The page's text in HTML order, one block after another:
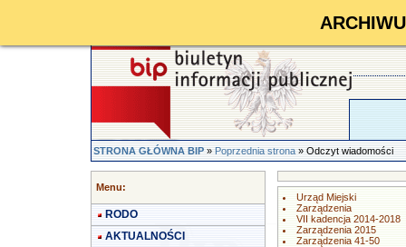
STRONA GŁÓWNA BIP»Poprzednia strona» Odczyt wiadomości
Menu:
RODO
AKTUALNOŚCI
Urząd Miejski
Zarządzenia
VII kadencja 2014-2018
Zarządzenia 2015
Zarządzenia 41-50